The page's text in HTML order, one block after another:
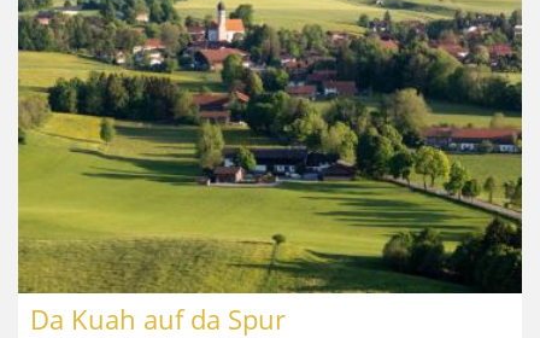
Da Kuah auf da Spur